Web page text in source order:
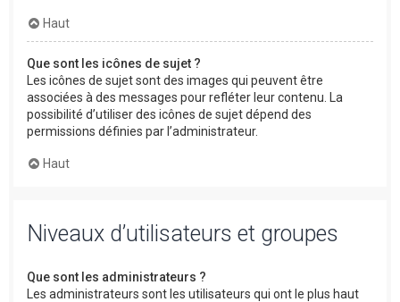
Haut
Que sont les icônes de sujet ?
Les icônes de sujet sont des images qui peuvent être
associées à des messages pour refléter leur contenu. La
possibilité d’utiliser des icônes de sujet dépend des
permissions définies par l’administrateur.
Haut
Niveaux d’utilisateurs et groupes
Que sont les administrateurs ?
Les administrateurs sont les utilisateurs qui ont le plus haut